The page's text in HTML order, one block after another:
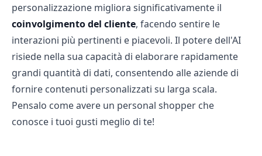
personalizzazione migliora significativamente il
coinvolgimento del cliente, facendo sentire le
interazioni più pertinenti e piacevoli. Il potere dell'AI
risiede nella sua capacità di elaborare rapidamente
grandi quantità di dati, consentendo alle aziende di
fornire contenuti personalizzati su larga scala.
Pensalo come avere un personal shopper che
conosce i tuoi gusti meglio di te!